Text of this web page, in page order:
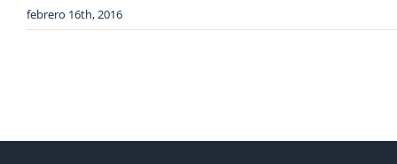
febrero 16th, 2016